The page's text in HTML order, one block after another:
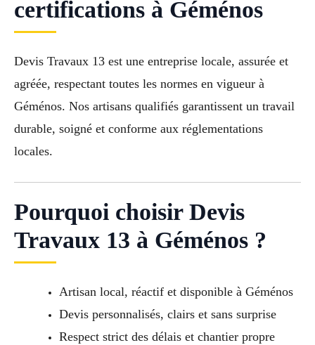
certifications à Géménos
Devis Travaux 13 est une entreprise locale, assurée et
agréée, respectant toutes les normes en vigueur à
Géménos. Nos artisans qualifiés garantissent un travail
durable, soigné et conforme aux réglementations
locales.
Pourquoi choisir Devis
Travaux 13 à Géménos ?
Artisan local, réactif et disponible à Géménos
Devis personnalisés, clairs et sans surprise
Respect strict des délais et chantier propre